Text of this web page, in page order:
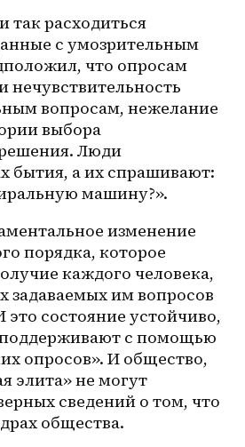
так расходиться
с умозрительным
что опросам
вопросам, нежелание
выбора
Люди
бытия, а их спрашивают:
машину?».
изменение
порядка, которое
каждого человека,
задаваемых им вопросов
это состояние устойчиво,
с помощью
опросов». И общество,
элита» не могут
сведений о том, что
общества.